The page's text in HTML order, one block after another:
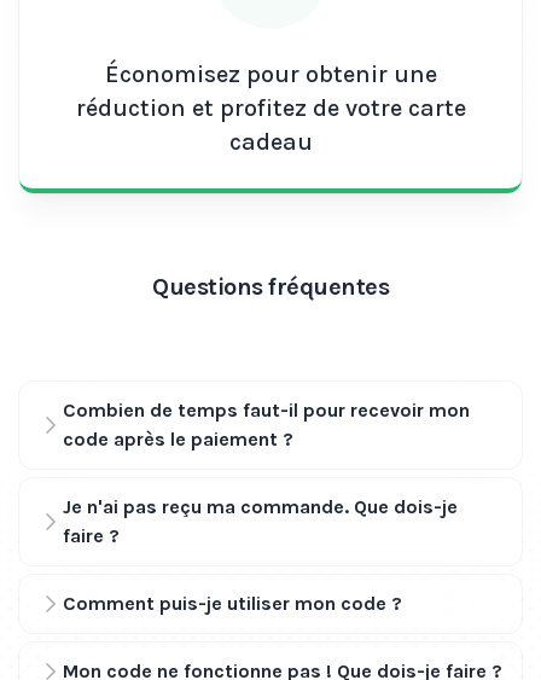
Économisez pour obtenir une
réduction et profitez de votre carte
cadeau
Questions fréquentes
Combien de temps faut-il pour recevoir mon
code après le paiement ?
Je n'ai pas reçu ma commande. Que dois-je
faire ?
Comment puis-je utiliser mon code ?
Mon code ne fonctionne pas ! Que dois-je faire ?